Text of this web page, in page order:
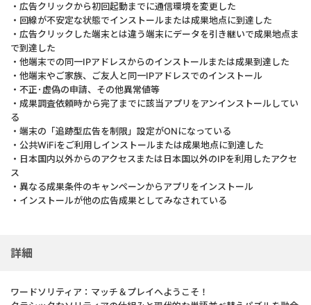
・広告クリックから初回起動までに通信環境を変更した
・回線が不安定な状態でインストールまたは成果地点に到達した
・広告クリックした端末とは違う端末にデータを引き継いで成果地点ま
で到達した
・他端末での同一IPアドレスからのインストールまたは成果到達した
・他端末やご家族、ご友人と同一IPアドレスでのインストール
・不正･虚偽の申請、その他異常値等
・成果調査依頼時から完了までに該当アプリをアンインストールしてい
る
・端末の「追跡型広告を制限」設定がONになっている
・公共WiFiをご利用しインストールまたは成果地点に到達した
・日本国内以外からのアクセスまたは日本国以外のIPを利用したアクセ
ス
・異なる成果条件のキャンペーンからアプリをインストール
・インストールが他の広告成果としてみなされている
詳細
ワードソリティア：マッチ＆プレイへようこそ！